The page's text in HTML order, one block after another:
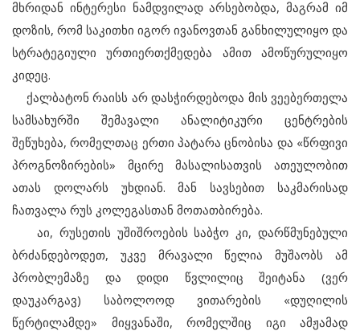
მხრიდან ინტერესი ნამდვილად არსებობდა, მაგრამ იმ
დოზის, რომ საკითხი იგორ ივანოვთან განხილულიყო და
სტრატეგიული ურთიერთქმედება ამით ამოწურულიყო
კიდეც.
ქალბატონ რაისს არ დასჭირდებოდა მის ვეებერთელა
სამსახურში შემავალი ანალიტიკური ცენტრების
შეწუხება, რომელთაც ერთი პატარა ცნობისა და «წრფივი
პროგნოზირების» მცირე მასალისათვის ათეულობით
ათას დოლარს უხდიან. მან სავსებით საკმარისად
ჩათვალა რუს კოლეგასთან მოთათბირება.
აი, რუსეთის უშიშროების საბჭო კი, დარწმუნებული
ბრძანდებოდეთ, უკვე მრავალი წელია მუშაობს ამ
პრობლემაზე და დიდი წვლილიც შეიტანა (ვერ
დაუკარგავ) საბოლოოდ ვითარების «დუღილის
წერტილამდე» მიყვანაში, რომელშიც იგი ამჟამად